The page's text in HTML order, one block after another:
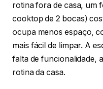
rotina fora de casa, um
cooktop de 2 bocas)
ocupa menos espaço,
mais fácil de limpar. A
falta de funcionalidade,
rotina da casa.